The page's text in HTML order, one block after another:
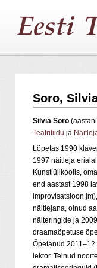
Soro,
Silvia Soro
Teatriliidu ja
Lõpetas 1990
1997 näitleja erialal
Kunstiülikoolis,
end aastast 1998
improvisatsioon
näitlejana, olnud
näiteringide ja
draamaõpetuse
Õpetanud
lektor. Teinud